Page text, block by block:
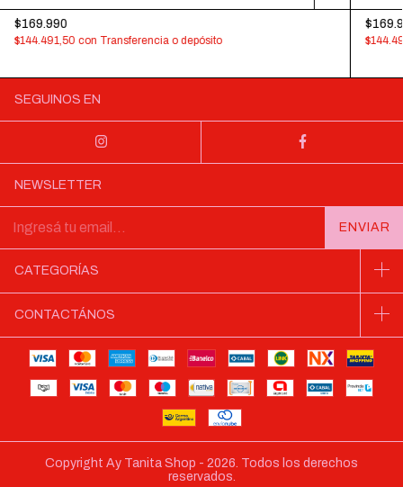
$169.990
$144.491,50 con Transferencia o depósito
SEGUINOS EN
NEWSLETTER
CATEGORÍAS
CONTACTÁNOS
Copyright Ay Tanita Shop - 2026. Todos los derechos
reservados.